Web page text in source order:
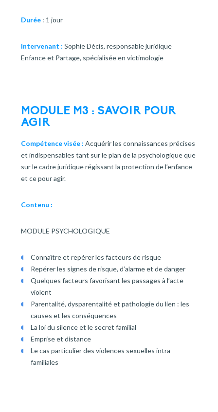
Durée : 1 jour
Intervenant : Sophie Décis, responsable juridique
Enfance et Partage, spécialisée en victimologie
MODULE M3 : SAVOIR POUR
AGIR
Compétence visée : Acquérir les connaissances précises
et indispensables tant sur le plan de la psychologique que
sur le cadre juridique régissant la protection de l’enfance
et ce pour agir.
Contenu :
MODULE PSYCHOLOGIQUE
Connaître et repérer les facteurs de risque
Repérer les signes de risque, d’alarme et de danger
Quelques facteurs favorisant les passages à l’acte
violent
Parentalité, dysparentalité et pathologie du lien : les
causes et les conséquences
La loi du silence et le secret familial
Emprise et distance
Le cas particulier des violences sexuelles intra
familiales